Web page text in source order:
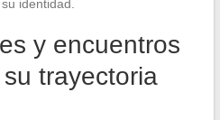
identidad.
y encuentros
trayectoria